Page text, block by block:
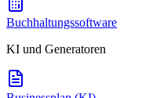
Buchhaltungssoftware
KI und Generatoren